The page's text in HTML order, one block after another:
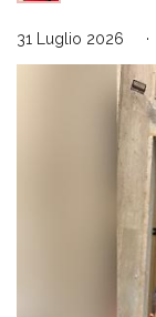
31 Luglio 2026